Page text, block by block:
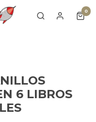
0
6 LIBROS